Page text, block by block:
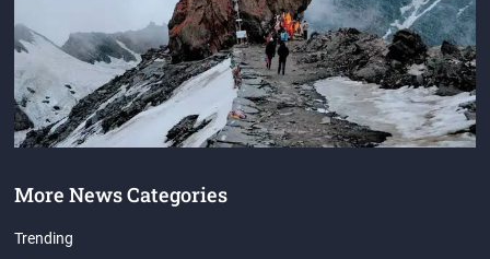
More News Categories
Trending